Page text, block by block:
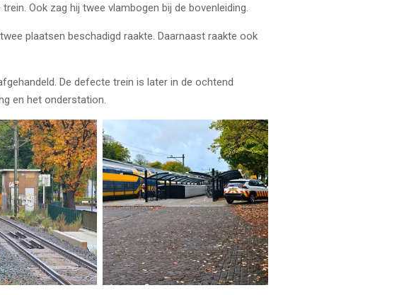
Ook zag hij twee vlambogen bij de bovenleiding.
plaatsen beschadigd raakte. Daarnaast raakte ook
De defecte trein is later in de ochtend
en het onderstation.